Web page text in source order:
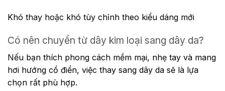
Khó thay hoặc khó tùy chỉnh theo kiểu dáng mới
Có nên chuyển từ dây kim loại sang dây da?
Nếu bạn thích phong cách mềm mại, nhẹ tay và mang
hơi hướng cổ điển, việc thay sang dây da sẽ là lựa
chọn rất phù hợp.